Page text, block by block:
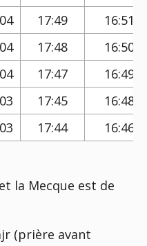
17:49
16:51
17:48
16:50
17:47
16:49
17:45
16:48
17:44 16:46
la Mecque est de
(prière avant